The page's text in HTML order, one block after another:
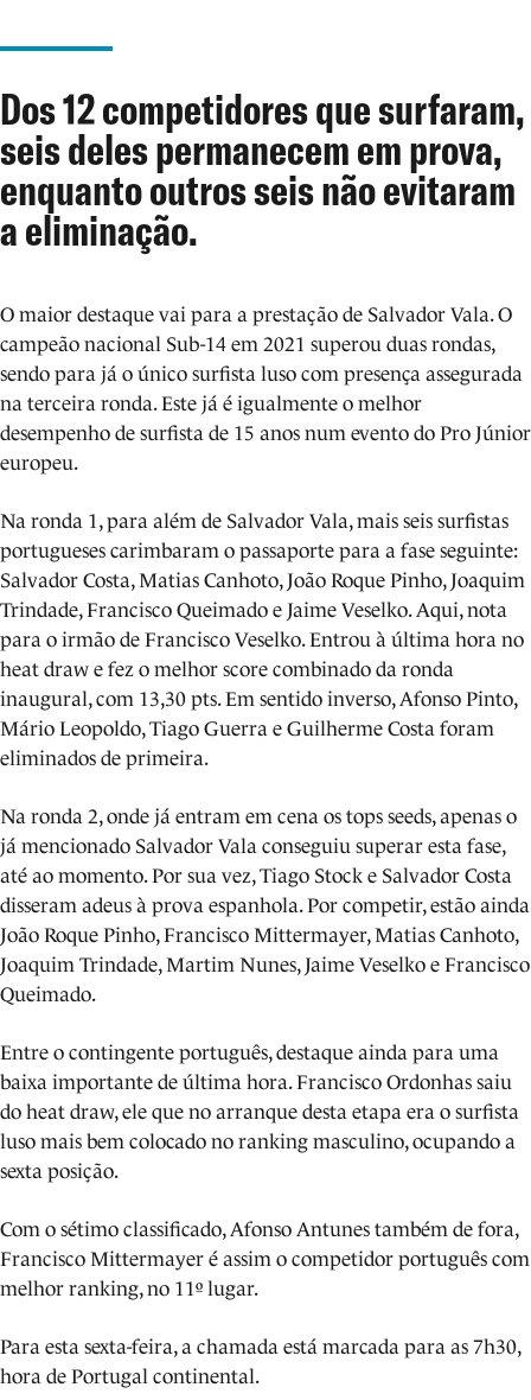
Dos 12 competidores que surfaram,
seis deles permanecem em prova,
enquanto outros seis não evitaram
a eliminação.
O maior destaque vai para a prestação de Salvador Vala. O
campeão nacional Sub-14 em 2021 superou duas rondas,
sendo para já o único surfista luso com presença assegurada
na terceira ronda. Este já é igualmente o melhor
desempenho de surfista de 15 anos num evento do Pro Júnior
europeu.
Na ronda 1, para além de Salvador Vala, mais seis surfistas
portugueses carimbaram o passaporte para a fase seguinte:
Salvador Costa, Matias Canhoto, João Roque Pinho, Joaquim
Trindade, Francisco Queimado e Jaime Veselko. Aqui, nota
para o irmão de Francisco Veselko. Entrou à última hora no
heat draw e fez o melhor score combinado da ronda
inaugural, com 13,30 pts. Em sentido inverso, Afonso Pinto,
Mário Leopoldo, Tiago Guerra e Guilherme Costa foram
eliminados de primeira.
Na ronda 2, onde já entram em cena os tops seeds, apenas o
já mencionado Salvador Vala conseguiu superar esta fase,
até ao momento. Por sua vez, Tiago Stock e Salvador Costa
disseram adeus à prova espanhola. Por competir, estão ainda
João Roque Pinho, Francisco Mittermayer, Matias Canhoto,
Joaquim Trindade, Martim Nunes, Jaime Veselko e Francisco
Queimado.
Entre o contingente português, destaque ainda para uma
baixa importante de última hora. Francisco Ordonhas saiu
do heat draw, ele que no arranque desta etapa era o surfista
luso mais bem colocado no ranking masculino, ocupando a
sexta posição.
Com o sétimo classificado, Afonso Antunes também de fora,
Francisco Mittermayer é assim o competidor português com
melhor ranking, no 11º lugar.
Para esta sexta-feira, a chamada está marcada para as 7h30,
hora de Portugal continental.